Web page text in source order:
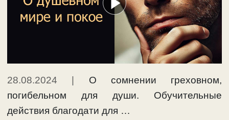
28.08.2024
О сомнении греховном,
погибельном для души. Обучительные
действия благодати для …